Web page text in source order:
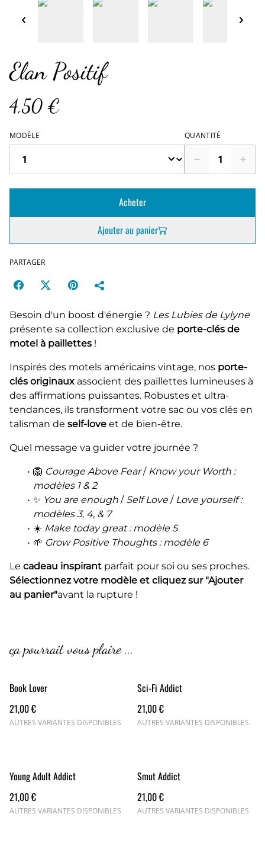
Elan Positif
4,50 €
MODÈLE QUANTITÉ
Acheter
Ajouter au panier
PARTAGER
Besoin d'un boost d'énergie ? Les Lubies de Lylyne
présente sa collection exclusive de porte-clés de
motel à paillettes !
Inspirés des motels américains vintage, nos porte-
clés originaux associent des paillettes lumineuses à
des affirmations puissantes. Robustes et ultra-
tendances, ils transforment votre sac ou vos clés en
talisman de self-love et de bien-être.
Quel message va guider votre journée ?
🦁 Courage Above Fear/ Know your Worth :
modèles 1 & 2
✨ You are enough / Self Love/ Love yourself :
modèles 3, 4, & 7
☀️ Make today great : modèle 5
🌱 Grow Positive Thoughts : modèle 6
Le cadeau inspirant parfait pour soi ou ses proches.
Sélectionnez votre modèle et cliquez sur "Ajouter
au panier"avant la rupture !
ça pourrait vous plaire ...
Book Lover
21,00 €
AUTRES VARIANTES DISPONIBLES
Sci-Fi Addict
21,00 €
AUTRES VARIANTES DISPONIBLES
Young Adult Addict
21,00 €
AUTRES VARIANTES DISPONIBLES
Smut Addict
21,00 €
AUTRES VARIANTES DISPONIBLES